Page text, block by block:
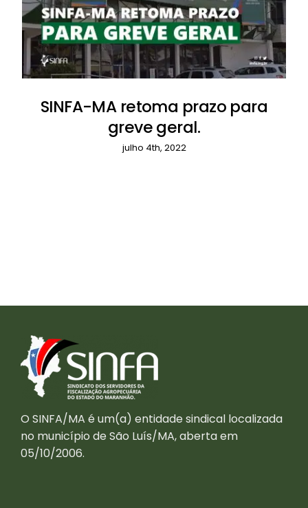
SINFA-MA retoma prazo para
greve geral.
julho 4th, 2022
O SINFA/MA é um(a) entidade sindical localizada
no município de São Luís/MA, aberta em
05/10/2006.